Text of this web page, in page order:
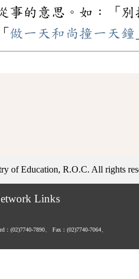
事的意思。如：「別
做一天和尚撞一天鐘
of Education, R.O.C. All rights
Links
：(02)7740-7890、
Fax：(02)7740-7064、